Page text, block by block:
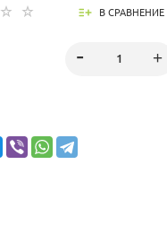
В СРАВНЕНИЕ